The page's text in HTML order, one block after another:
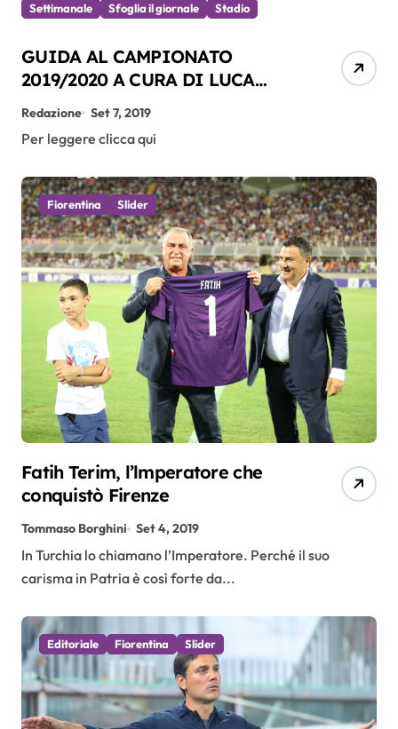
Settimanale Sfoglia il giornale Stadio
GUIDA AL CAMPIONATO
2019/2020 A CURA DI LUCA
CALAMAI
Redazione Set 7, 2019
Per leggere clicca qui
Fiorentina Slider
Fatih Terim, l’lmperatore che
conquistò Firenze
Tommaso Borghini Set 4, 2019
In Turchia lo chiamano l’Imperatore. Perché il suo
carisma in Patria è così forte da...
Editoriale Fiorentina Slider